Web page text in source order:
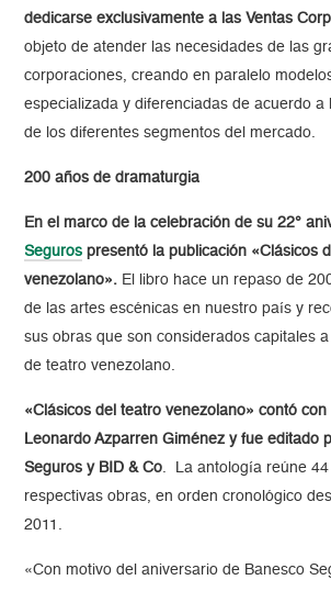
dedicarse exclusivamente a las Ventas
objeto de atender las necesidades de las
corporaciones, creando en paralelo
especializada y diferenciadas de acuerdo a
de los diferentes segmentos del mercado.
200 años de dramaturgia
En el marco de la celebración de su 22°
Seguros presentó la publicación «Clásicos
venezolano». El libro hace un repaso de
de las artes escénicas en nuestro país y
sus obras que son considerados capitales
de teatro venezolano.
«Clásicos del teatro venezolano» contó
Leonardo Azparren Giménez y fue editado
Seguros y BID & Co. La antología reúne
respectivas obras, en orden cronológico
2011.
«Con motivo del aniversario de Banesco